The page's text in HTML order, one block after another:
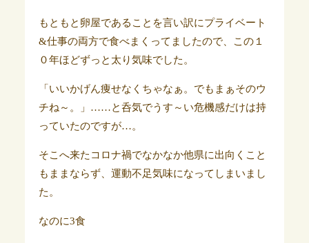
もともと卵屋であることを言い訳にプライベート
&仕事の両方で食べまくってましたので、この１
０年ほどずっと太り気味でした。
「いいかげん痩せなくちゃなぁ。でもまぁそのウ
チね～。」……と呑気でうす～い危機感だけは持
っていたのですが…。
そこへ来たコロナ禍でなかなか他県に出向くこと
もままならず、運動不足気味になってしまいまし
た。
なのに3食